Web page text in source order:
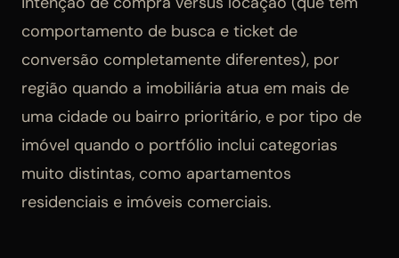
comportamento de busca e ticket de
conversão completamente diferentes), por
região quando a imobiliária atua em mais de
uma cidade ou bairro prioritário, e por tipo de
imóvel quando o portfólio inclui categorias
muito distintas, como apartamentos
residenciais e imóveis comerciais.